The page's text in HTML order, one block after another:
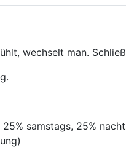
wechselt man.
samstags, 25%